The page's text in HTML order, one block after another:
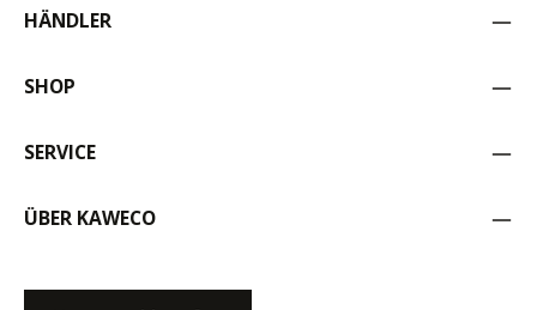
HÄNDLER
SHOP
SERVICE
ÜBER KAWECO